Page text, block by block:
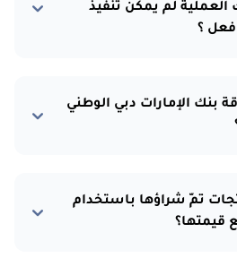
العملية لم يمكن تنفيذ
؟
بنك الإمارات دبي الوطني
تمّ شراؤها باستخدام
قيمتها؟